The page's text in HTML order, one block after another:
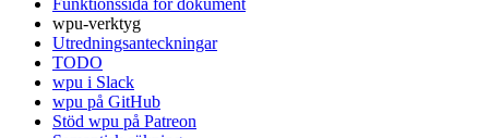
Funktionssida för dokument
wpu-verktyg
Utredningsanteckningar
TODO
wpu i Slack
wpu på GitHub
Stöd wpu på Patreon